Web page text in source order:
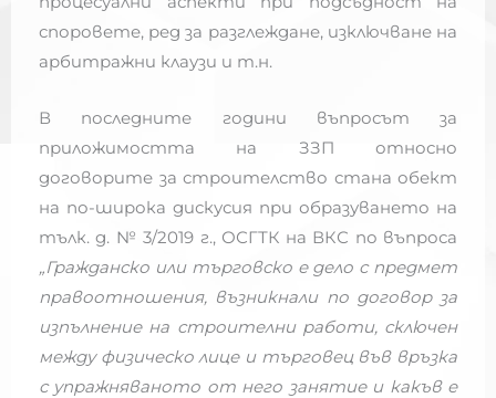
споровете, ред за разглеждане, изключване на
арбитражни клаузи и т.н.
В последните години въпросът за
приложимостта на ЗЗП относно
договорите за строителство стана обект
на по-широка дискусия при образуването на
тълк. д. № 3/2019 г., ОСГТК на ВКС по въпроса
„Гражданско или търговско е дело с предмет
правоотношения, възникнали по договор за
изпълнение на строителни работи, сключен
между физическо лице и търговец във връзка
с упражняваното от него занятие и какъв е